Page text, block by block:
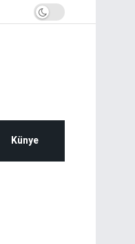
Künye